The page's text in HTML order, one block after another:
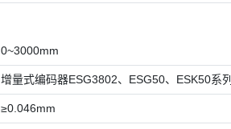
0~3000mm
增量式编码器ESG3802、ESG50、ESK50系列
≥0.046mm